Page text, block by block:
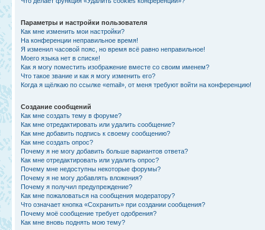
Параметры и настройки пользователя
Как мне изменить мои настройки?
На конференции неправильное время!
Я изменил часовой пояс, но время всё равно неправильное!
Моего языка нет в списке!
Как я могу поместить изображение вместе со своим именем?
Что такое звание и как я могу изменить его?
Когда я щёлкаю по ссылке «email», от меня требуют войти на конференцию!
Создание сообщений
Как мне создать тему в форуме?
Как мне отредактировать или удалить сообщение?
Как мне добавить подпись к своему сообщению?
Как мне создать опрос?
Почему я не могу добавить больше вариантов ответа?
Как мне отредактировать или удалить опрос?
Почему мне недоступны некоторые форумы?
Почему я не могу добавлять вложения?
Почему я получил предупреждение?
Как мне пожаловаться на сообщения модератору?
Что означает кнопка «Сохранить» при создании сообщения?
Почему моё сообщение требует одобрения?
Как мне вновь поднять мою тему?